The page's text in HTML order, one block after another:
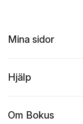
Mina sidor
Hjälp
Om Bokus